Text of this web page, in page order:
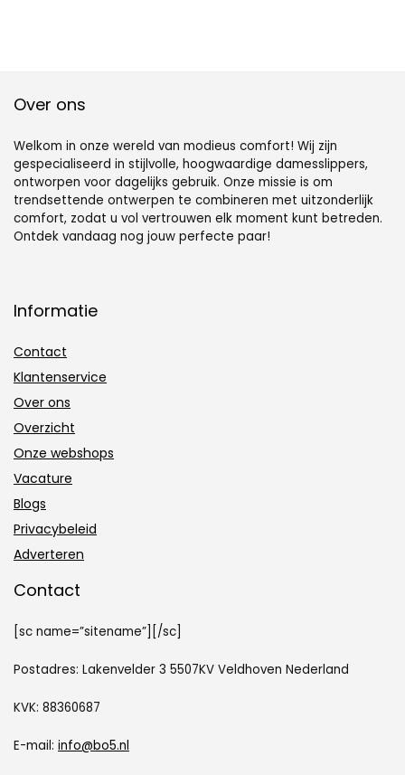
Over ons
Welkom in onze wereld van modieus comfort! Wij zijn
gespecialiseerd in stijlvolle, hoogwaardige damesslippers,
ontworpen voor dagelijks gebruik. Onze missie is om
trendsettende ontwerpen te combineren met uitzonderlijk
comfort, zodat u vol vertrouwen elk moment kunt betreden.
Ontdek vandaag nog jouw perfecte paar!
Informatie
Contact
Klantenservice
Over ons
Overzicht
Onze webshops
Vacature
Blogs
Privacybeleid
Adverteren
Contact
[sc name=”sitename”][/sc]
Postadres: Lakenvelder 3 5507KV Veldhoven Nederland
KVK: 88360687
E-mail: info@bo5.nl